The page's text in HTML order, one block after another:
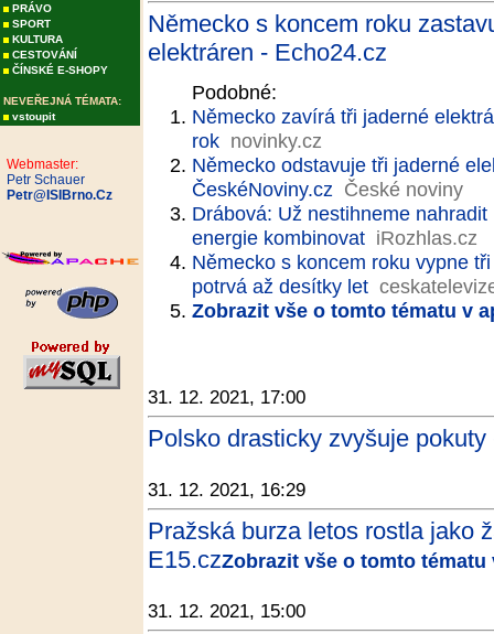
PRÁVO
SPORT
KULTURA
CESTOVÁNÍ
ČÍNSKÉ E-SHOPY
NEVEŘEJNÁ TÉMATA:
vstoupit
Webmaster:
Petr Schauer
Petr@ISIBrno.Cz
Německo s koncem roku
elektráren - Echo24.cz
Podobné:
Německo zavírá tři jaderné
rok novinky.cz
Německo odstavuje tři jaderné
ČeskéNoviny.cz České noviny
Drábová: Už nestihneme
energie kombinovat iRozhlas.cz
Německo s koncem roku vypne
potrvá až desítky let
Zobrazit vše o tomto tématu v
31. 12. 2021, 17:00
Polsko drasticky zvyšuje pokuty
31. 12. 2021, 16:29
Pražská burza letos rostla jako
E15.czZobrazit vše o tomto
31. 12. 2021, 15:00